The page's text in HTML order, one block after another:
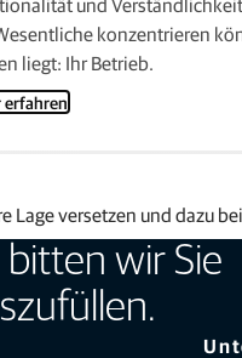
konzentrieren
liegt: Ihr Betrieb.
erfahren
versetzen und dazu
wir Sie